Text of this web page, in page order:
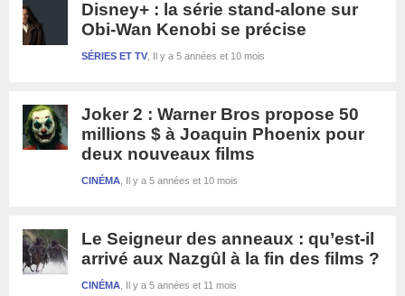
Disney+ : la série stand-alone sur
Obi-Wan Kenobi se précise
Il y a 5 années et 10 mois
SÉRIES ET TV
Joker 2 : Warner Bros propose 50
millions $ à Joaquin Phoenix pour
deux nouveaux films
Il y a 5 années et 10 mois
CINÉMA
Le Seigneur des anneaux : qu’est-il
arrivé aux Nazgûl à la fin des films ?
Il y a 5 années et 11 mois
CINÉMA